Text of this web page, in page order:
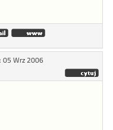
05 Wrz 2006